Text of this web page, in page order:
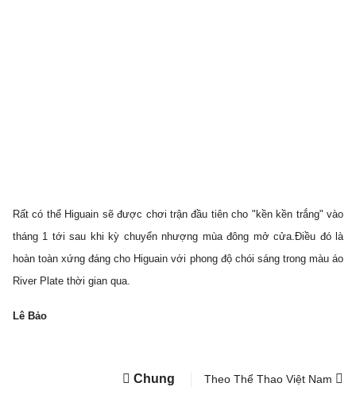
Rất có thể Higuain sẽ được chơi trận đầu tiên cho "kền kền trắng" vào
tháng 1 tới sau khi kỳ chuyển nhượng mùa đông mở cửa.Điều đó là
hoàn toàn xứng đáng cho Higuain với phong độ chói sáng trong màu áo
River Plate thời gian qua.
Lê Bảo
Chung Theo Thể Thao Việt Nam